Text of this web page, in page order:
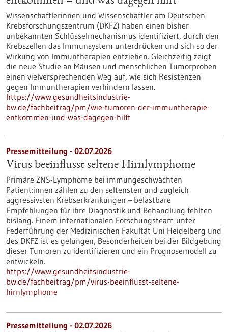
Wissenschaftlerinnen und Wissenschaftler am Deutschen
Krebsforschungszentrum (DKFZ) haben einen bisher
unbekannten Schlüsselmechanismus identifiziert, durch den
Krebszellen das Immunsystem unterdrücken und sich so der
Wirkung von Immuntherapien entziehen. Gleichzeitig zeigt
die neue Studie an Mäusen und menschlichen Tumorproben
einen vielversprechenden Weg auf, wie sich Resistenzen
gegen Immuntherapien verhindern lassen.
https://www.gesundheitsindustrie-
bw.de/fachbeitrag/pm/wie-tumoren-der-immuntherapie-
entkommen-und-was-dagegen-hilft
Pressemitteilung - 02.07.2026
Virus beeinflusst seltene Hirnlymphome
Primäre ZNS-Lymphome bei immungeschwächten
Patient:innen zählen zu den seltensten und zugleich
aggressivsten Krebserkrankungen – belastbare
Empfehlungen für ihre Diagnostik und Behandlung fehlten
bislang. Einem internationalen Forschungsteam unter
Federführung der Medizinischen Fakultät Uni Heidelberg und
des DKFZ ist es gelungen, Besonderheiten bei der Bildgebung
dieser Tumoren zu identifizieren und ein Prognosemodell zu
entwickeln.
https://www.gesundheitsindustrie-
bw.de/fachbeitrag/pm/virus-beeinflusst-seltene-
hirnlymphome
Pressemitteilung - 02.07.2026